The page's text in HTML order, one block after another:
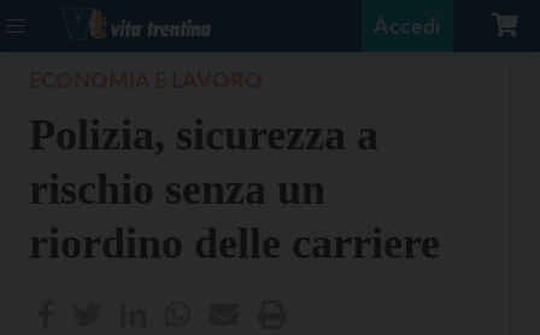
Accedi
Polizia, sicurezza a
rischio senza un
riordino delle carriere